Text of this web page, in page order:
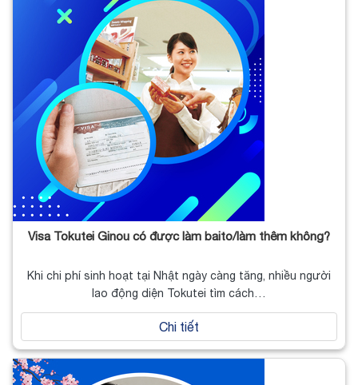
Visa Tokutei Ginou có được làm baito/làm thêm không?
Khi chi phí sinh hoạt tại Nhật ngày càng tăng, nhiều người
lao động diện Tokutei tìm cách…
Chi tiết